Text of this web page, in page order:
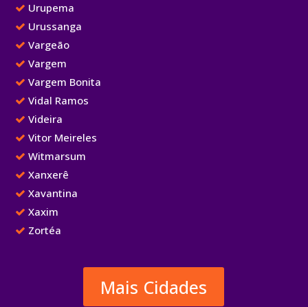
Urupema
Urussanga
Vargeão
Vargem
Vargem Bonita
Vidal Ramos
Videira
Vitor Meireles
Witmarsum
Xanxerê
Xavantina
Xaxim
Zortéa
Mais Cidades